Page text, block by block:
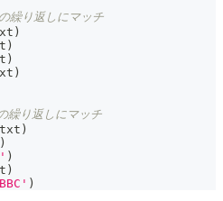
繰り返しにマッチ
)
)
)
)
り返しにマッチ
)
)
)
)
)